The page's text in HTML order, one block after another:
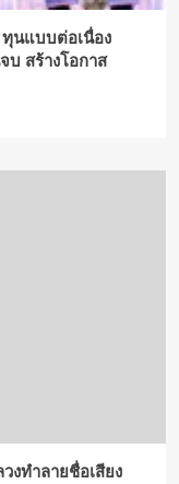
นแบบต่อเนื่อง
บ สร้างโอกาส
งทำลายชื่อเสียง